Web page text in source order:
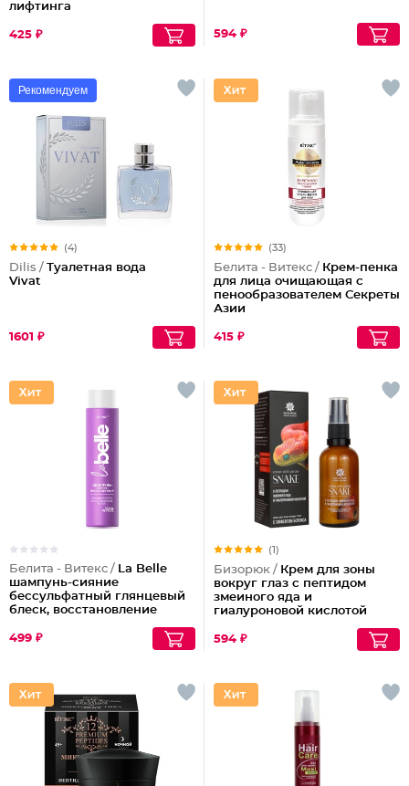
лифтинга
425 ₽ 594 ₽
Рекомендуем
(4)
Dilis / Туалетная вода
Vivat
1601 ₽
(33)
Белита - Витекс / Крем-пенка
для лица очищающая с
пенообразователем Секреты
Азии
415 ₽
Белита - Витекс / La Belle
шампунь-сияние
бессульфатный глянцевый
блеск, восстановление
499 ₽
(1)
Бизорюк / Крем для зоны
вокруг глаз с пептидом
змеиного яда и
гиалуроновой кислотой
594 ₽